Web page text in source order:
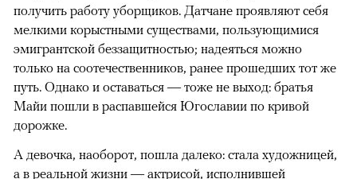
получить работу уборщиков. Датчане проявляют себя
мелкими корыстными существами, пользующимися
эмигрантской беззащитностью; надеяться можно
только на соотечественников, ранее прошедших тот же
путь. Однако и оставаться — тоже не выход: братья
Майи пошли в распавшейся Югославии по кривой
дорожке.
А девочка, наоборот, пошла далеко: стала художницей,
а в реальной жизни — актрисой, исполнившей